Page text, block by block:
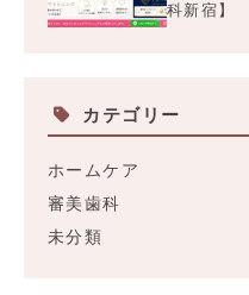
科新宿】
カテゴリー
ホームケア
審美歯科
未分類